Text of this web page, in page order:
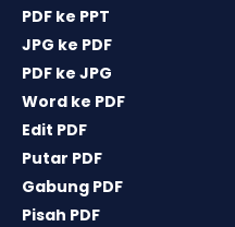
PDF ke PPT
JPG ke PDF
PDF ke JPG
Word ke PDF
Edit PDF
Putar PDF
Gabung PDF
Pisah PDF